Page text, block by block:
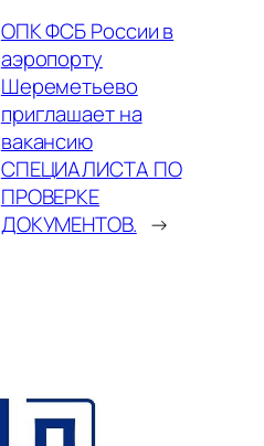
ОПК ФСБ России в
аэропорту
Шереметьево
приглашает на
вакансию
СПЕЦИАЛИСТА ПО
ПРОВЕРКЕ
ДОКУМЕНТОВ. →